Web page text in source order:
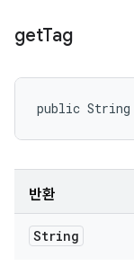
getTag
public String
반환
String